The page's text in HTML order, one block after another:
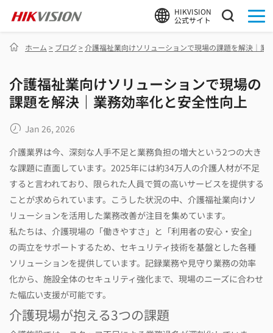
HIKVISION
公式サイト
ホーム > ブログ>介護福祉業向けソリューションで現場の課題を解決｜業
介護福祉業向けソリューションで現場の
課題を解決｜業務効率化と安全性向上
Jan 26, 2026
介護業界は今、深刻な人手不足と業務負担の増大という2つの大き
な課題に直面しています。2025年には約34万人の介護人材が不足
すると言われており、限られた人員で質の高いサービスを提供する
ことが求められています。こうした状況の中、介護福祉業向けソ
リューションを活用した業務改善が注目を集めています。
私たちは、介護現場の「働きやすさ」と「利用者の安心・安全」
の両立をサポートするため、セキュリティ技術を基盤とした各種
ソリューションを提供しています。記録業務や見守り業務の効率
化から、施設全体のセキュリティ強化まで、現場のニーズに合わせ
た幅広い支援が可能です。
介護現場が抱える3つの課題